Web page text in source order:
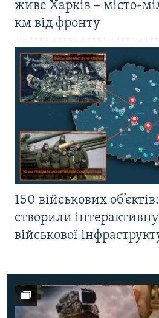
живе Харків – місто-
км від фронту
150 військових
створили
військової